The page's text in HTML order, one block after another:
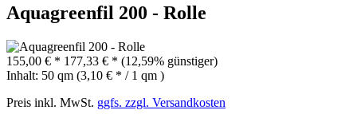
Aquagreenfil 200 - Rolle
155,00 € * 177,33 € * (12,59% günstiger)
Inhalt: 50 qm (3,10 € * / 1 qm )
Preis inkl. MwSt. ggfs. zzgl. Versandkosten